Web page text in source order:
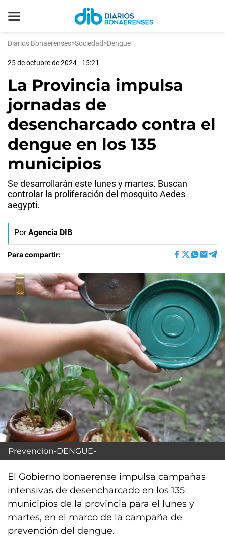
Diarios Bonaerenses>Sociedad>Dengue
25 de octubre de 2024 - 15:21
La Provincia impulsa
jornadas de
desencharcado contra el
dengue en los 135
municipios
Se desarrollarán este lunes y martes. Buscan
controlar la proliferación del mosquito Aedes
aegypti.
Por Agencia DIB
Para compartir:
Prevencion-DENGUE-
El Gobierno bonaerense impulsa campañas
intensivas de desencharcado en los 135
municipios de la provincia para el lunes y
martes, en el marco de la campaña de
prevención del dengue.